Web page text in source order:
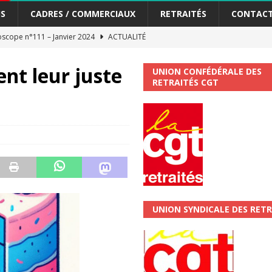
CADRES / COMMERCIAUX RETRAITÉS
n°111 – Janvier 2024
ACTUALITÉ
et…. des augmentations pour les salariéS !!!
de développement de la Direction Commerciale DDCE/Télévente :
Sociales et Culturelles : Un droit, pas un cadeau !
n°126
leur juste
UNION CONFÉDÉRALE DES
RETRAITÉS CGT
UNION SYNDICALE DES